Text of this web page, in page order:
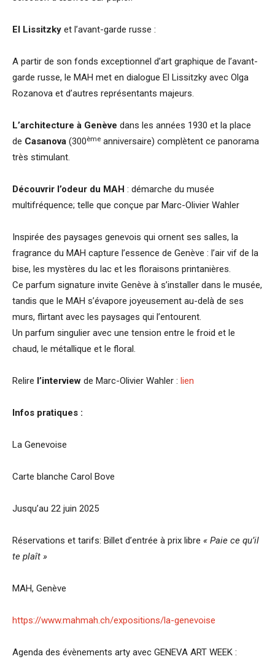
El Lissitzky et l’avant-garde russe :
A partir de son fonds exceptionnel d’art graphique de l’avant-
garde russe, le MAH met en dialogue El Lissitzky avec Olga
Rozanova et d’autres représentants majeurs.
L’architecture à Genève dans les années 1930 et la place
de Casanova (300ème anniversaire) complètent ce panorama
très stimulant.
Découvrir l’odeur du MAH : démarche du musée
multifréquence; telle que conçue par Marc-Olivier Wahler
Inspirée des paysages genevois qui ornent ses salles, la
fragrance du MAH capture l’essence de Genève : l’air vif de la
bise, les mystères du lac et les floraisons printanières.
Ce parfum signature invite Genève à s’installer dans le musée,
tandis que le MAH s’évapore joyeusement au-delà de ses
murs, flirtant avec les paysages qui l’entourent.
Un parfum singulier avec une tension entre le froid et le
chaud, le métallique et le floral.
Relire l’interview de Marc-Olivier Wahler : lien
Infos pratiques :
La Genevoise
Carte blanche Carol Bove
Jusqu’au 22 juin 2025
Réservations et tarifs: Billet d’entrée à prix libre « Paie ce qu’il
te plaît »
MAH, Genève
https://www.mahmah.ch/expositions/la-genevoise
Agenda des évènements arty avec GENEVA ART WEEK :